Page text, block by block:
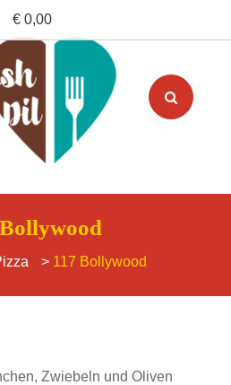
> 117 Bollywood
Zwiebeln und Oliven
€ 0,00